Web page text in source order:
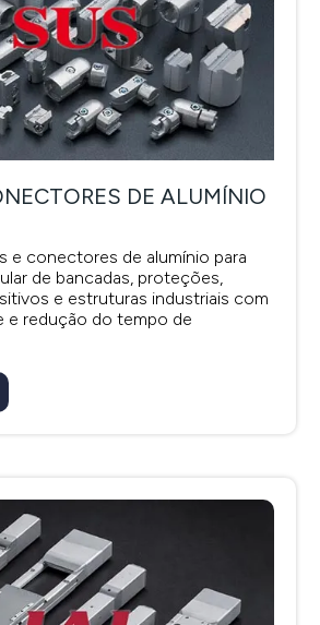
DE ALUMÍNIO
e conectores de alumínio para
de bancadas, proteções,
e estruturas industriais com
e redução do tempo de